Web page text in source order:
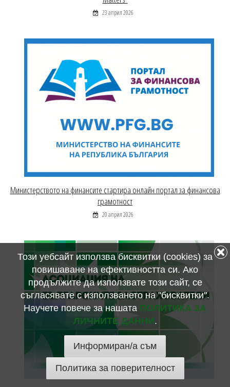
23 април 2026
Министерството на финансите стартира онлайн портал за финансова
грамотност
20 април 2026
Този уебсайт използва бисквитки (cookies) за
повишаване на ефективността си. Ако
продължите да използвате този сайт, се
съгласявате с използването на "бисквитки".
Научете повече за нашата ПОЛИТИКА ЗА
ЛИЧНИТЕ ДАННИ.
Информиран/а съм
Политика за поверителност